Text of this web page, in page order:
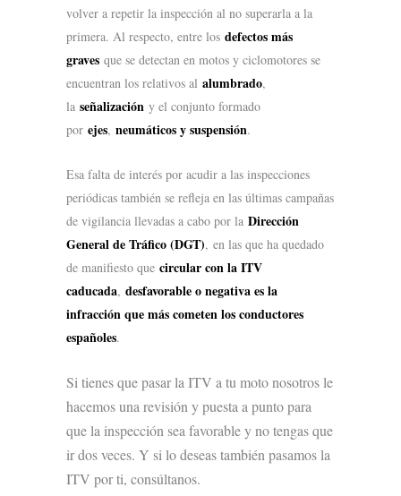
volver a repetir la inspección al no superarla a la
primera. Al respecto, entre los defectos más
graves que se detectan en motos y ciclomotores se
encuentran los relativos al alumbrado,
la señalización y el conjunto formado
por ejes, neumáticos y suspensión.
Esa falta de interés por acudir a las inspecciones
periódicas también se refleja en las últimas campañas
de vigilancia llevadas a cabo por la Dirección
General de Tráfico (DGT), en las que ha quedado
de manifiesto que circular con la ITV
caducada, desfavorable o negativa es la
infracción que más cometen los conductores
españoles.
Si tienes que pasar la ITV a tu moto nosotros le
hacemos una revisión y puesta a punto para
que la inspección sea favorable y no tengas que
ir dos veces. Y si lo deseas también pasamos la
ITV por ti, consúltanos.